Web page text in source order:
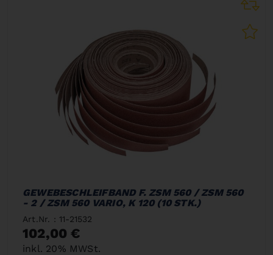
GEWEBESCHLEIFBAND F. ZSM 560 / ZSM 560
- 2 / ZSM 560 VARIO, K 120 (10 STK.)
Art.Nr. : 11-21532
102,00 €
inkl. 20% MWSt.